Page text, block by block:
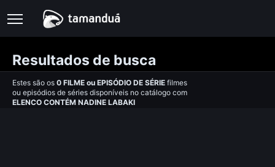
Resultados de busca
Estes são os 0 FILME ou EPISÓDIO DE SÉRIE filmes
ou episódios de séries disponíveis no catálogo com
ELENCO CONTÉM NADINE LABAKI